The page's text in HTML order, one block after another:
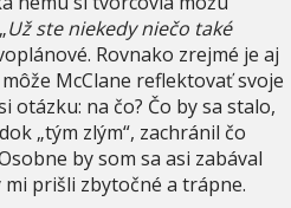
Už ste niekedy niečo také
Rovnako zrejmé je aj
McClane reflektovať svoje
otázku: na čo? Čo by sa stalo,
„tým zlým“, zachránil čo
by som sa asi zabával
prišli zbytočné a trápne.